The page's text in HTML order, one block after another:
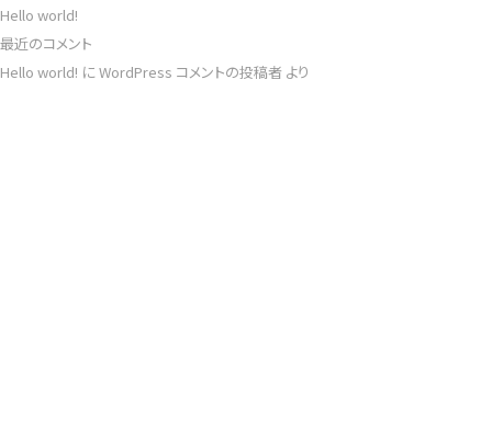
Hello world!
最近のコメント
Hello world! にWordPress コメントの投稿者 より